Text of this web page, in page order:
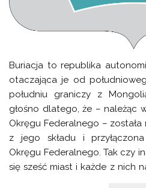
Buriacja to republika
otaczająca je od
południu graniczy z
głośno dlatego, że – należąc
Okręgu Federalnego –
z jego składu i
Okręgu Federalnego. Tak czy
się sześć miast i każde z nich